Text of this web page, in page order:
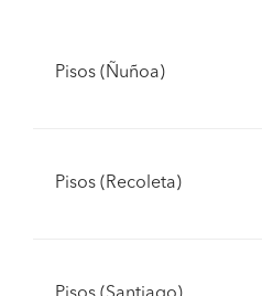
Pisos (Ñuñoa)
Pisos (Recoleta)